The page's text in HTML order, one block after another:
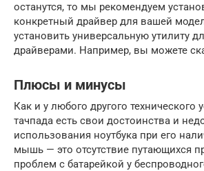
останутся, то мы рекомендуем
конкретный драйвер для вашей
установить универсальную утилиту
драйверами. Например, вы можете
Плюсы и минусы
Как и у любого другого технического
тачпада есть свои достоинства и
использования ноутбука при его
мышь — это отсутствие путающихся
проблем с батарейкой у